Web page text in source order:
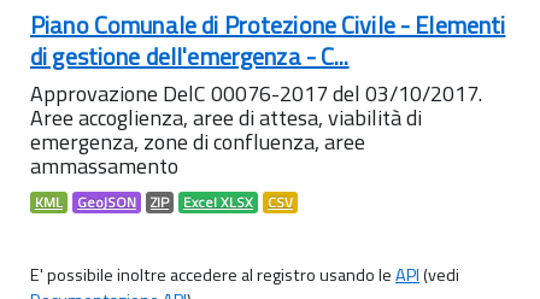
Piano Comunale di Protezione Civile - Elementi
di gestione dell'emergenza - C...
Approvazione DelC 00076-2017 del 03/10/2017.
Aree accoglienza, aree di attesa, viabilità di
emergenza, zone di confluenza, aree
ammassamento
KML GeoJSON ZIP Excel XLSX CSV
E' possibile inoltre accedere al registro usando leAPI(vedi